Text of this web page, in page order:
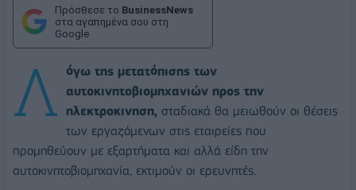
Πρόσθεσε το BusinessNews
στα αγαπημένα σου στη
Google
Λ
όγω της μετατόπισης των
αυτοκινητοβιομηχανιών προς την
ηλεκτροκινηση, σταδιακά θα μειωθούν οι θέσεις
των εργαζόμενων στις εταιρείες που
προμηθεύουν με εξαρτήματα και αλλά είδη την
αυτοκινητοβιομηχανία, εκτιμούν οι ερευνητές.